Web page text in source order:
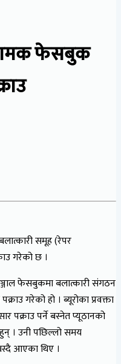
फेसबुक
समूह (रेपर
गरेको छ ।
फेसबुकमा बलात्कारी संगठन
गरेको हो । ब्यूरोका प्रवक्ता
पक्राउ पर्ने बस्नेत प्यूठानको
। उनी पछिल्लो समय
आएका थिए ।